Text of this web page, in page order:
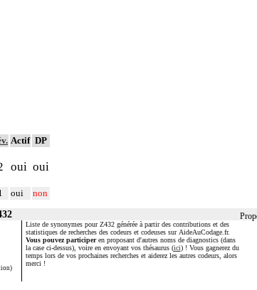
Actif DP
oui oui
oui non
Liste de synonymes pour Z432 générée à partir des contributions et des
statistiques de recherches des codeurs et codeuses sur AideAuCodage.fr.
Vous pouvez participeren proposant d'autres noms de diagnostics (dans
la case ci-dessus), voire en envoyant vos thésaurus (ici) ! Vous gagnerez du
temps lors de vos prochaines recherches et aiderez les autres codeurs, alors
merci !